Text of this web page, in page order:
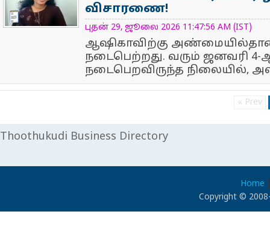
NewsIcon
விசாரணை!
புதன் 29, ஜூலை 2026 11:47:56 AM (IST)
ஆஷிகாவிற்கு
நடைபெற்றது. வரும் ஜனவரி 4-
நடைபெறவிருந்த நிலையில்,
« Prev
Thoothukudi Business Directory
Home
Copyright ©